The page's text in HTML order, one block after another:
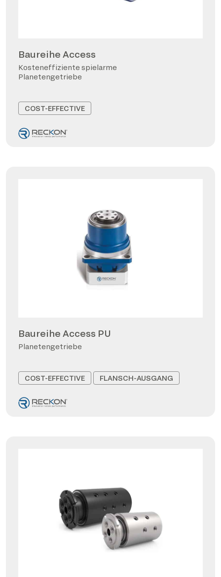
Baureihe Access
Kosteneffiziente spielarme
Planetengetriebe
COST-EFFECTIVE
Baureihe Access PU
Planetengetriebe
COST-EFFECTIVE FLANSCH-AUSGANG